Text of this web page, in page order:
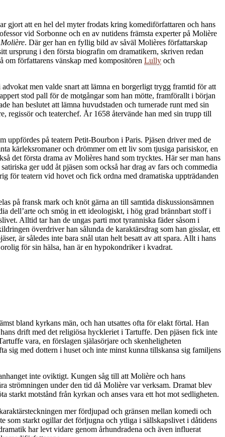
gjort att en hel del myter frodats kring komediförfattaren och hans
vid Sorbonne och en av nutidens främsta experter på Molière
Molière. Där ger han en fyllig bild av såväl Molières författarskap
ursprung i den första biografin om dramatikern, skriven redan
författarens vänskap med kompositören Lully och
men valde snart att lämna en borgerligt trygg framtid för att
stod pall för de motgångar som han mötte, framförallt i början
han beslutet att lämna huvudstaden och turnerade runt med sin
regissör och teaterchef. År 1658 återvände han med sin trupp till
uppfördes på teatern Petit-Bourbon i Paris. Pjäsen driver med de
kärleksromaner och drömmer om ett liv som tjusiga parisiskor, en
det första drama av Molières hand som trycktes. Här ser man hans
ger udd åt pjäsen som också har drag av fars och commedia
för teatern vid hovet och fick ordna med dramatiska uppträdanden
på fransk mark och knöt gärna an till samtida diskussionsämnen
dell’arte och smög in ett ideologiskt, i hög grad brännbart stoff i
Alltid tar han de ungas parti mot tyranniska fäder såsom i
överdriver han sålunda de karaktärsdrag som han gisslar, ett
är således inte bara snål utan helt besatt av att spara. Allt i hans
för sin hälsa, han är en hypokondriker i kvadrat.
bland kyrkans män, och han utsattes ofta för elakt förtal. Han
drift med det religiösa hyckleriet i Tartuffe. Den pjäsen fick inte
vara, en förslagen själasörjare och skenheligheten
sig med dottern i huset och inte minst kunna tillskansa sig familjens
inte oviktigt. Kungen såg till att Molière och hans
strömningen under den tid då Molière var verksam. Dramat blev
starkt motstånd från kyrkan och anses vara ett hot mot sedligheten.
mer fördjupad och gränsen mellan komedi och
som starkt ogillar det förljugna och ytliga i sällskapslivet i dåtidens
har levt vidare genom århundradena och även influerat